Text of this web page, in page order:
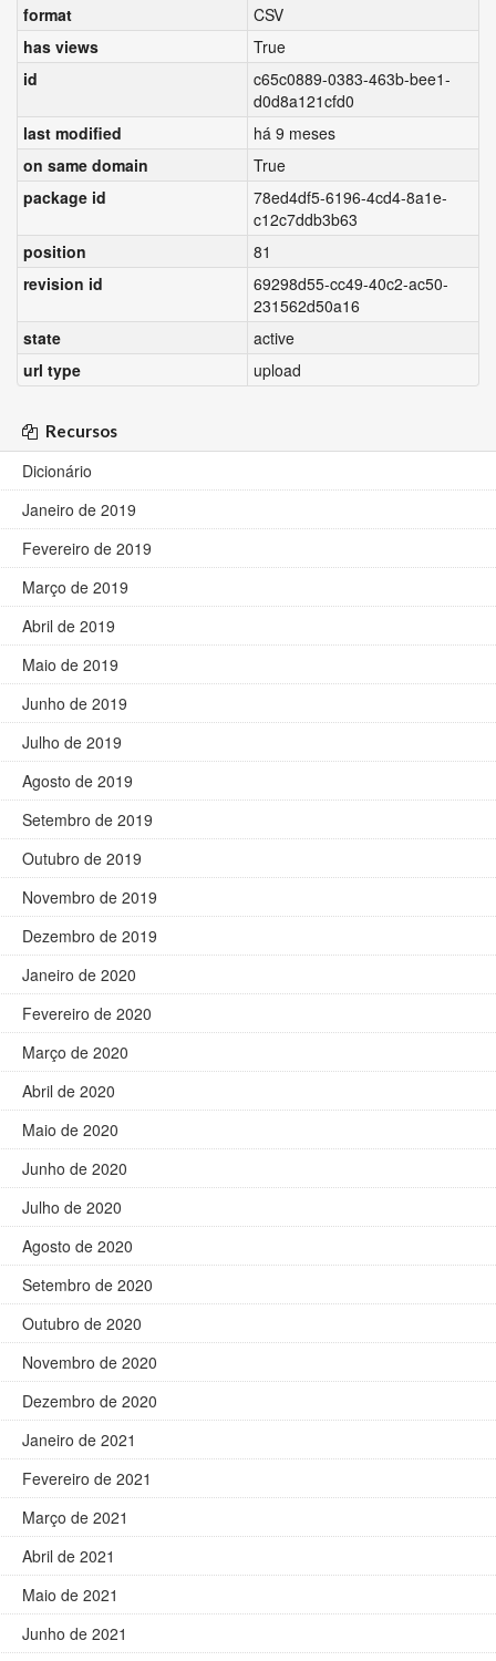
format
CSV
has views
True
id
c65c0889-0383-463b-bee1-
d0d8a121cfd0
last modified
há 9 meses
on same domain
True
package id
78ed4df5-6196-4cd4-8a1e-
c12c7ddb3b63
position
81
revision id
69298d55-cc49-40c2-ac50-
231562d50a16
state
active
url type
upload
Recursos
Dicionário
Janeiro de 2019
Fevereiro de 2019
Março de 2019
Abril de 2019
Maio de 2019
Junho de 2019
Julho de 2019
Agosto de 2019
Setembro de 2019
Outubro de 2019
Novembro de 2019
Dezembro de 2019
Janeiro de 2020
Fevereiro de 2020
Março de 2020
Abril de 2020
Maio de 2020
Junho de 2020
Julho de 2020
Agosto de 2020
Setembro de 2020
Outubro de 2020
Novembro de 2020
Dezembro de 2020
Janeiro de 2021
Fevereiro de 2021
Março de 2021
Abril de 2021
Maio de 2021
Junho de 2021